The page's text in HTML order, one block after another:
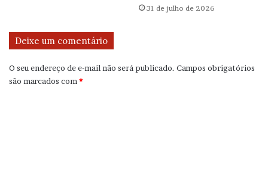
31 de julho de 2026
Deixe um comentário
O seu endereço de e-mail não será publicado. Campos obrigatórios
são marcados com*